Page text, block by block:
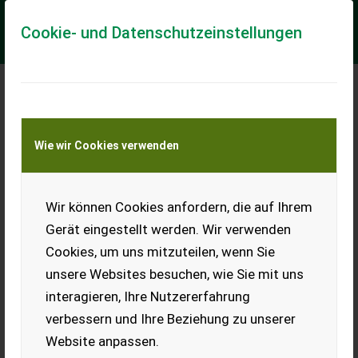
Cookie- und Datenschutzeinstellungen
Wie wir Cookies verwenden
Wir können Cookies anfordern, die auf Ihrem
Gerät eingestellt werden. Wir verwenden
Cookies, um uns mitzuteilen, wenn Sie
unsere Websites besuchen, wie Sie mit uns
interagieren, Ihre Nutzererfahrung
verbessern und Ihre Beziehung zu unserer
Website anpassen.
Meine Transportkostenanfrage
Transport von Land- und Baumaschinen –
KEINE Tiertransporte
Kubota RCK60-35ST
Zwischenachsmähwerk zu Kubota STV/STW
EUR 2.618 Normalsatz (8,1 %)